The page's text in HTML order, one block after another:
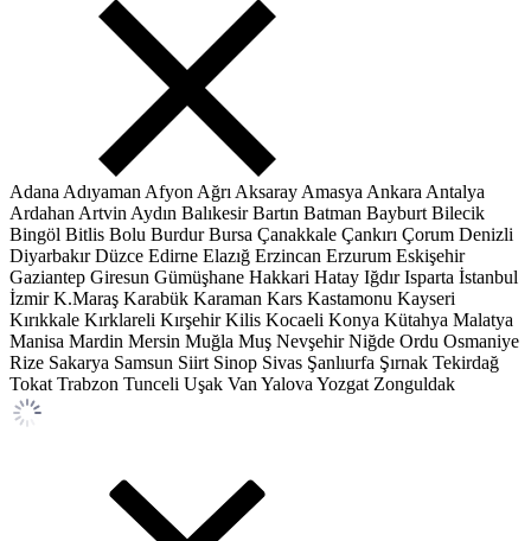
Adana Adıyaman Afyon Ağrı Aksaray Amasya Ankara Antalya
Ardahan Artvin Aydın Balıkesir Bartın Batman Bayburt Bilecik
Bingöl Bitlis Bolu Burdur Bursa Çanakkale Çankırı Çorum Denizli
Diyarbakır Düzce Edirne Elazığ Erzincan Erzurum Eskişehir
Gaziantep Giresun Gümüşhane Hakkari Hatay Iğdır Isparta İstanbul
İzmir K.Maraş Karabük Karaman Kars Kastamonu Kayseri
Kırıkkale Kırklareli Kırşehir Kilis Kocaeli Konya Kütahya Malatya
Manisa Mardin Mersin Muğla Muş Nevşehir Niğde Ordu Osmaniye
Rize Sakarya Samsun Siirt Sinop Sivas Şanlıurfa Şırnak Tekirdağ
Tokat Trabzon Tunceli Uşak Van Yalova Yozgat Zonguldak